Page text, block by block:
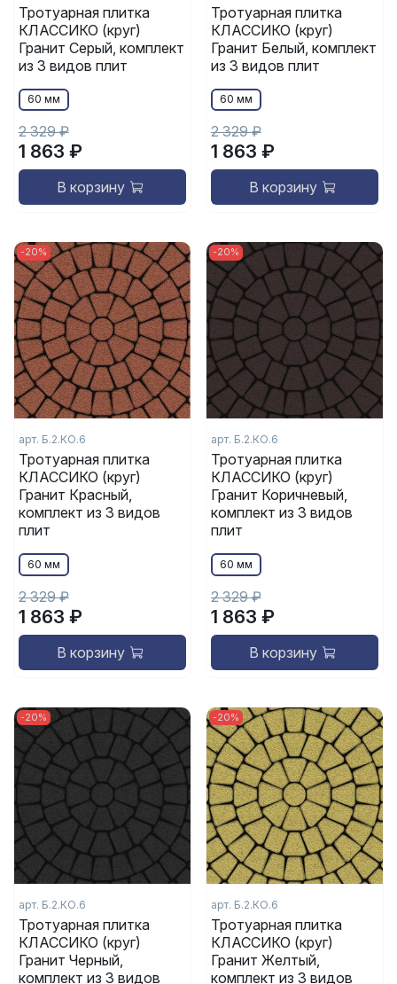
Тротуарная плитка
КЛАССИКО (круг)
Гранит Серый, комплект
из 3 видов плит
60 мм
2 329 ₽
1 863 ₽
В корзину
Тротуарная плитка
КЛАССИКО (круг)
Гранит Белый, комплект
из 3 видов плит
60 мм
2 329 ₽
1 863 ₽
В корзину
-20%
арт. Б.2.КО.6
Тротуарная плитка
КЛАССИКО (круг)
Гранит Красный,
комплект из 3 видов
плит
60 мм
2 329 ₽
1 863 ₽
В корзину
-20%
арт. Б.2.КО.6
Тротуарная плитка
КЛАССИКО (круг)
Гранит Коричневый,
комплект из 3 видов
плит
60 мм
2 329 ₽
1 863 ₽
В корзину
-20%
арт. Б.2.КО.6
Тротуарная плитка
КЛАССИКО (круг)
Гранит Черный,
комплект из 3 видов
-20%
арт. Б.2.КО.6
Тротуарная плитка
КЛАССИКО (круг)
Гранит Желтый,
комплект из 3 видов